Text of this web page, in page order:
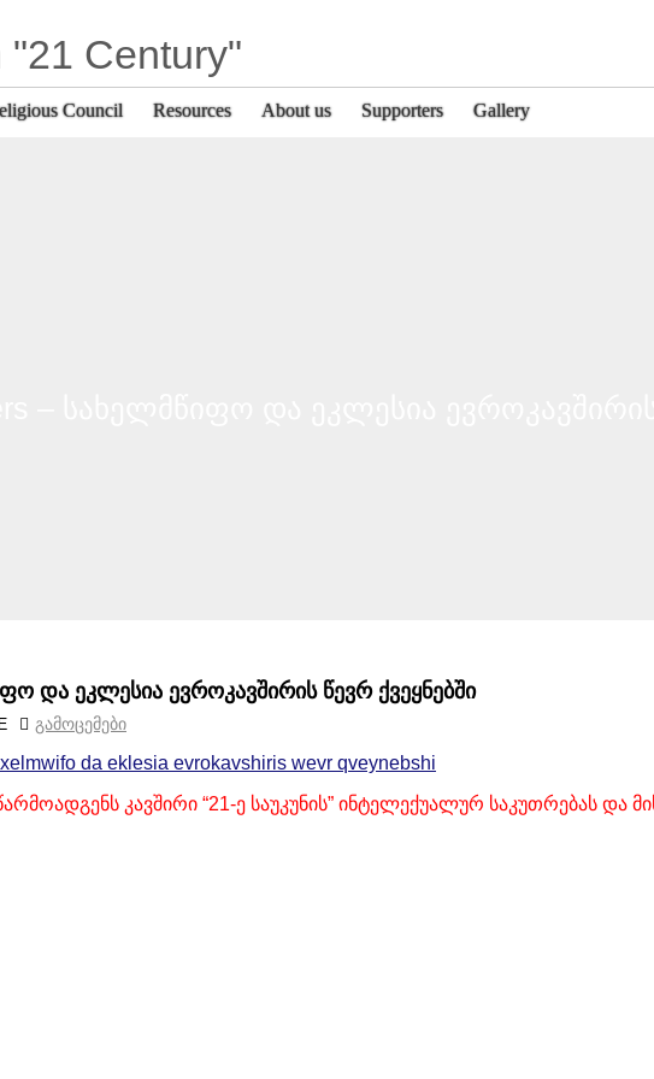
"21 Century"
Council Resources About us Supporters Gallery
და ეკლესია ევროკავშირის წევრ ქვეყნებში
ᲒᲐᲛᲝᲪᲔᲛᲔᲑᲘ
da eklesia evrokavshiris wevr qveynebshi
კავშირი “21-ე საუკუნის” ინტელექუალურ საკუთრებას და